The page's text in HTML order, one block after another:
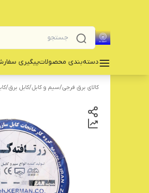
دسته‌بندی محصولاتپیگیری
کالای برق فرجی/سیم و کابل/کابل برق/